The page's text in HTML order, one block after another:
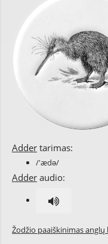
Adder tarimas:
/'ædə/
Adder audio:
Žodžio paaiškinimas anglų